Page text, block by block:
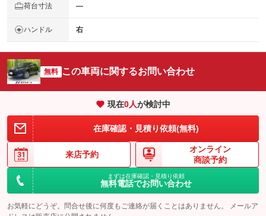
荷台寸法 ―
ハンドル 右
無料 この車両に関するお問い合わせ
現在0人が検討中
在庫確認・見積り依頼(無料)
来店予約
オンライン
商談予約
まずは在庫確認・見積り依頼
無料電話でお問い合わせ
お気軽にどうぞ。問合せ後に何度もご連絡が届くことはありません。 メールア